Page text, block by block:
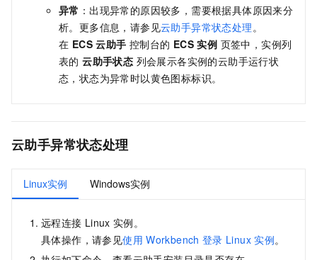
异常 ：出现异常的原因较多，需要根据具体原因来分
析。更多信息，请参见云助手异常状态处理。
在 ECS 云助手 控制台的 ECS 实例 页签中，实例列
表的云助手状态 列会展示各实例的云助手运行状
态，状态为异常时以黄色图标标识。
云助手异常状态处理
Linux实例 Windows实例
远程连接 Linux 实例。
具体操作，请参见使用 Workbench 登录 Linux 实例。